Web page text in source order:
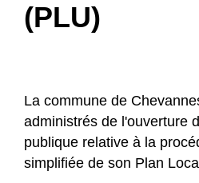
(PLU)
La commune de
administrés de l'ouverture
publique relative à la
simplifiée de son Plan